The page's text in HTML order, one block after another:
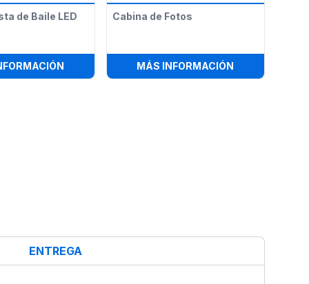
- 12' X 12'
de Baile LED
: RENTA DE PISTA DE BAILE LED 16FT X 16FT
Cabina de Fotos
MÁS INFORMACIÓN
ENTREGA